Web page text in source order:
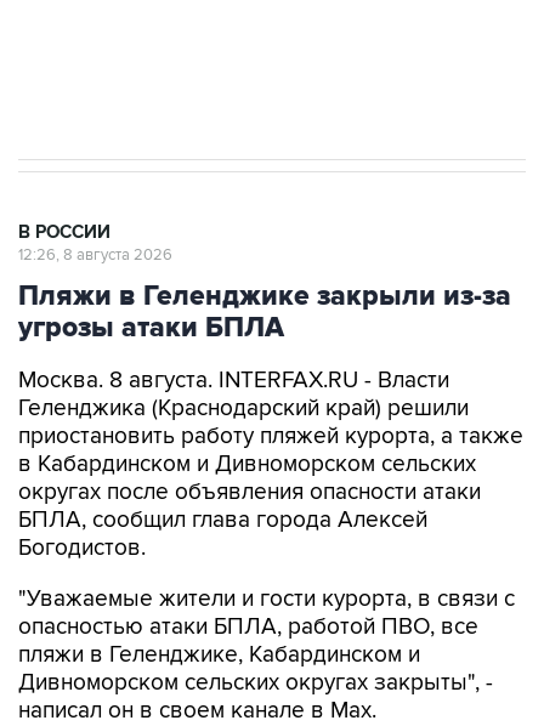
В РОССИИ
12:26, 8 августа 2026
Пляжи в Геленджике закрыли из-за
угрозы атаки БПЛА
Москва. 8 августа. INTERFAX.RU - Власти
Геленджика (Краснодарский край) решили
приостановить работу пляжей курорта, а также
в Кабардинском и Дивноморском сельских
округах после объявления опасности атаки
БПЛА, сообщил глава города Алексей
Богодистов.
"Уважаемые жители и гости курорта, в связи с
опасностью атаки БПЛА, работой ПВО, все
пляжи в Геленджике, Кабардинском и
Дивноморском сельских округах закрыты", -
написал он в своем канале в Max.